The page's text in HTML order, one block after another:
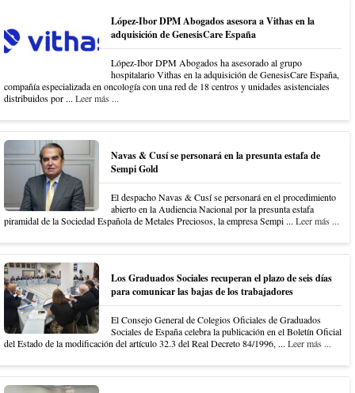
López-Ibor DPM Abogados asesora a Vithas en la
adquisición de GenesisCare España
López-Ibor DPM Abogados ha asesorado al grupo
hospitalario Vithas en la adquisición de GenesisCare España,
compañía especializada en oncología con una red de 18 centros y unidades asistenciales
distribuidos por ... Leer más ...
Navas & Cusí se personará en la presunta estafa de
Sempi Gold
El despacho Navas & Cusí se personará en el procedimiento
abierto en la Audiencia Nacional por la presunta estafa
piramidal de la Sociedad Española de Metales Preciosos, la empresa Sempi ... Leer más ...
Los Graduados Sociales recuperan el plazo de seis días
para comunicar las bajas de los trabajadores
El Consejo General de Colegios Oficiales de Graduados
Sociales de España celebra la publicación en el Boletín Oficial
del Estado de la modificación del artículo 32.3 del Real Decreto 84/1996, ... Leer más ...